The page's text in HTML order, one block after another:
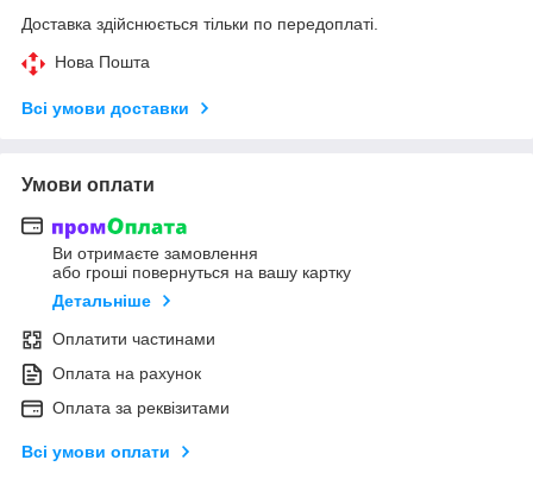
Доставка здійснюється тільки по передоплаті.
Нова Пошта
Всі умови доставки
Умови оплати
Ви отримаєте замовлення
або гроші повернуться на вашу картку
Детальніше
Оплатити частинами
Оплата на рахунок
Оплата за реквізитами
Всі умови оплати